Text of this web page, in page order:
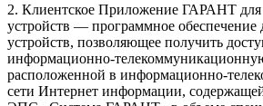
2. Клиентское Приложение ГАРАНТ
устройств — программное
устройств, позволяющее получить
информационно-
расположенной в информационно-
сети Интернет информации,